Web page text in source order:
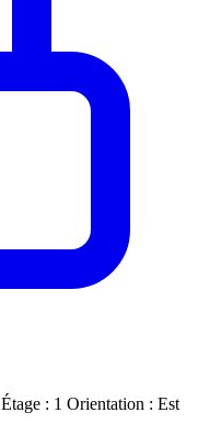
Étage : 1 Orientation : Est